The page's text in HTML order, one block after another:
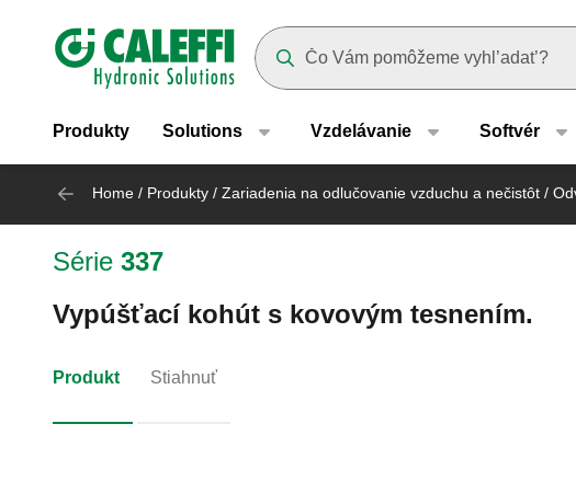
Header main navigation
Produkty Solutions Vzdelávanie Softvér
Home / Produkty / Zariadenia na odlučovanie vzduchu a nečistôt /
Série 337
Vypúšťací kohút s kovovým tesnením.
Produkt Stiahnuť